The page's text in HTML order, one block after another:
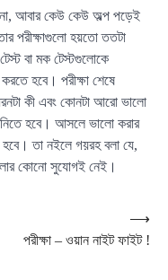
আবার কেউ কেউ অল্প পড়েই
পরীক্ষাগুলো হয়তো ততটা
বা মক টেস্টগুলোকে
হবে। পরীক্ষা শেষে
কী এবং কোনটা আরো ভালো
হবে। আসলে ভালো করার
হবে। তা নইলে গয়রহ বলা যে,
কোনো সুযোগই নেই।
পরীক্ষা – ওয়ান নাইট ফাইট !
⟶